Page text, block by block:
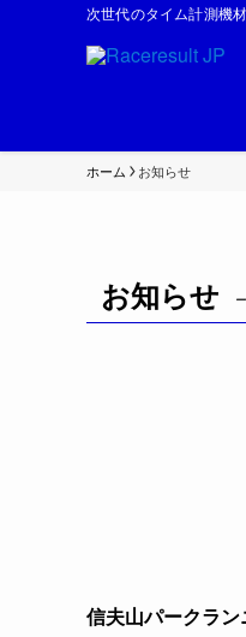
次世代のタイム計測機
ホーム お知らせ
お知らせ
信夫山パークラ